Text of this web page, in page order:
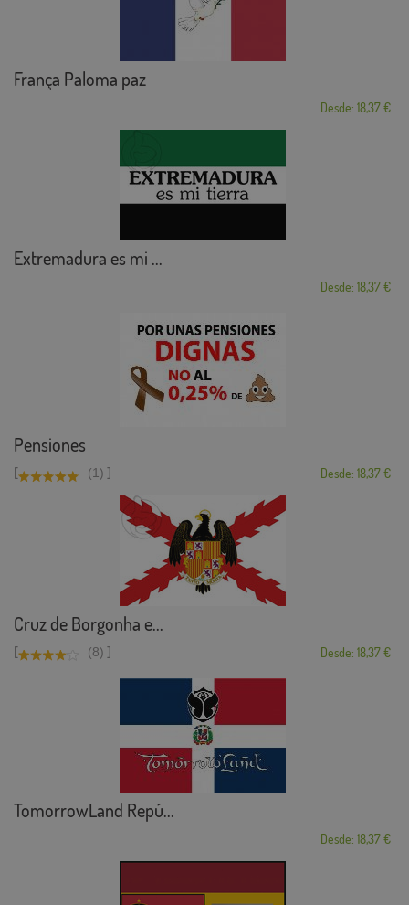
França Paloma paz
Desde: 18,37 €
Extremadura es mi ...
Desde: 18,37 €
Pensiones
[ (1) ] Desde: 18,37 €
Cruz de Borgonha e...
[ (8) ] Desde: 18,37 €
TomorrowLand Repú...
Desde: 18,37 €